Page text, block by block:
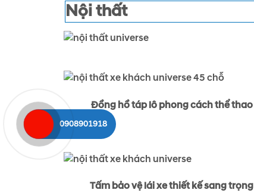
Nội thất
Đồng hồ táp lô phong cách thể thao
Tấm bảo vệ lái xe thiết kế sang trọng
0908901918